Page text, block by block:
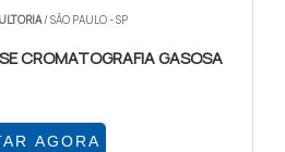
/ SÃO PAULO - SP
CROMATOGRAFIA GASOSA
AGORA